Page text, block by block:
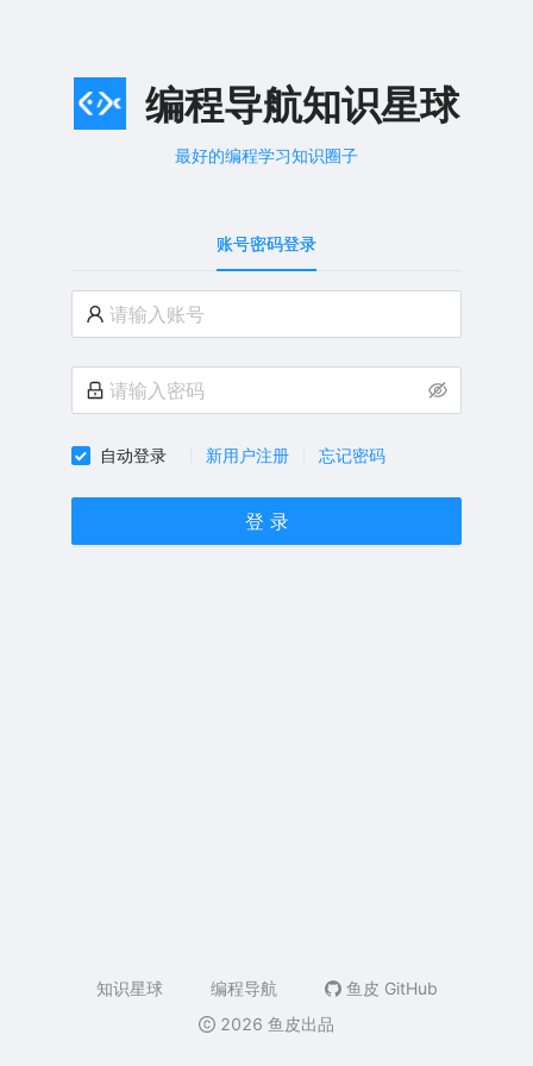
编程导航知识星球
最好的编程学习知识圈子
账号密码登录
自动登录 新用户注册 忘记密码
登 录
知识星球 编程导航
鱼皮 GitHub
2026 鱼皮出品